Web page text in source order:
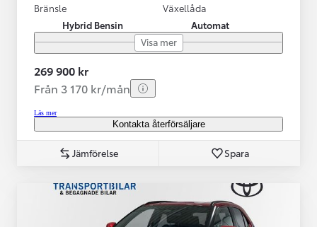
Bränsle
Hybrid Bensin
Växellåda
Automat
Visa mer
269 900 kr
Från 3 170 kr/mån
Läs mer
Kontakta återförsäljare
Jämförelse Spara